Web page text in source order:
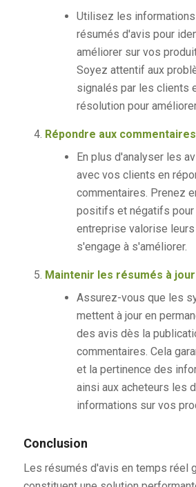
Utilisez les
résumés d'avis pour
améliorer sur vos
Soyez attentif aux
signalés par les clients
résolution pour
Répondre aux
En plus d'analyser les
avec vos clients en
commentaires. Prenez
positifs et négatifs pour
entreprise valorise
s'engage à s'améliorer.
Maintenir les résumés à jour
Assurez-vous que les
mettent à jour en
des avis dès la
commentaires. Cela
et la pertinence des
ainsi aux acheteurs les
informations sur vos
Conclusion
Les résumés d'avis en temps réel